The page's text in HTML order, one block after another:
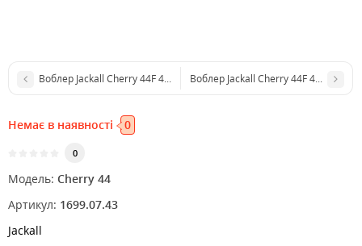
Воблер Jackall Cherry 44F 44мм 6,2г Ghost AyuВоблер Jackall Cherry 44F 44мм 6,2г
Немає в наявності 0
0
Модель: Cherry 44
Артикул: 1699.07.43
Jackall